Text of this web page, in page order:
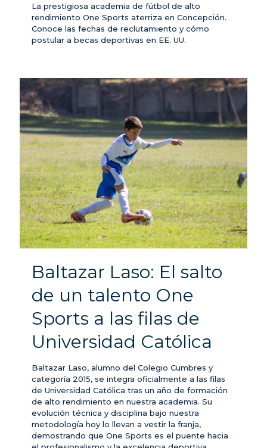
La prestigiosa academia de fútbol de alto
rendimiento One Sports aterriza en Concepción.
Conoce las fechas de reclutamiento y cómo
postular a becas deportivas en EE. UU.
Baltazar Laso: El salto
de un talento One
Sports a las filas de
Universidad Católica
Baltazar Laso, alumno del Colegio Cumbres y
categoría 2015, se integra oficialmente a las filas
de Universidad Católica tras un año de formación
de alto rendimiento en nuestra academia. Su
evolución técnica y disciplina bajo nuestra
metodología hoy lo llevan a vestir la franja,
demostrando que One Sports es el puente hacia